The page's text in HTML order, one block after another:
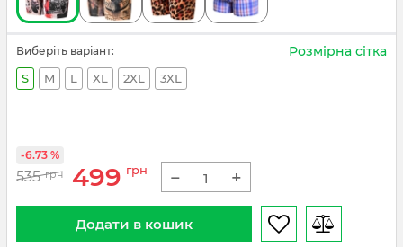
Виберіть варіант:
S M L XL 2XL 3XL
Розмірна сітка
535 грн 499 грн
-6.73 %
− +
Додати в кошик